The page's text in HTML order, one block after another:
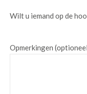
Wilt u iemand op de
Opmerkingen